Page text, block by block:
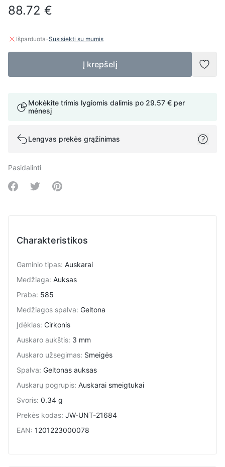
88.72 €
Išparduota ·Susisiekti su mumis
Į krepšelį
Mokėkite trimis lygiomis dalimis po 29.57 € per
mėnesį
Lengvas prekės grąžinimas
Pasidalinti
Share on Facebook
Share on Twitter
Share on Pinterest
Charakteristikos
Gaminio tipas: Auskarai
Medžiaga: Auksas
Praba: 585
Medžiagos spalva: Geltona
Įdėklas: Cirkonis
Auskaro aukštis: 3 mm
Auskaro užsegimas: Smeigės
Spalva: Geltonas auksas
Auskarų pogrupis: Auskarai smeigtukai
Svoris: 0.34 g
Prekės kodas: JW-UNT-21684
EAN: 1201223000078